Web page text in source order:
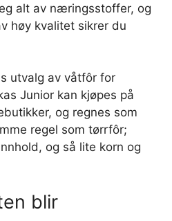
alt av næringsstoffer, og
høy kvalitet sikrer du
utvalg av våtfôr for
Junior kan kjøpes på
og regnes som
regel som tørrfôr;
og så lite korn og
blir